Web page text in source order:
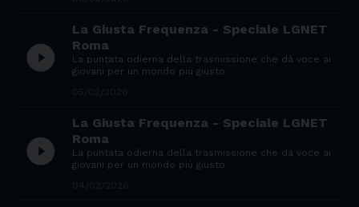
play_circle_filled
La Giusta Frequenza - Speciale LGNET
Roma
La puntata odierna della trasmissione che dà voce ai
giovani per un mondo più giusto
play_circle_filled
La Giusta Frequenza - Speciale LGNET
Roma
La puntata odierna della trasmissione che dà voce ai
giovani per un mondo più giusto